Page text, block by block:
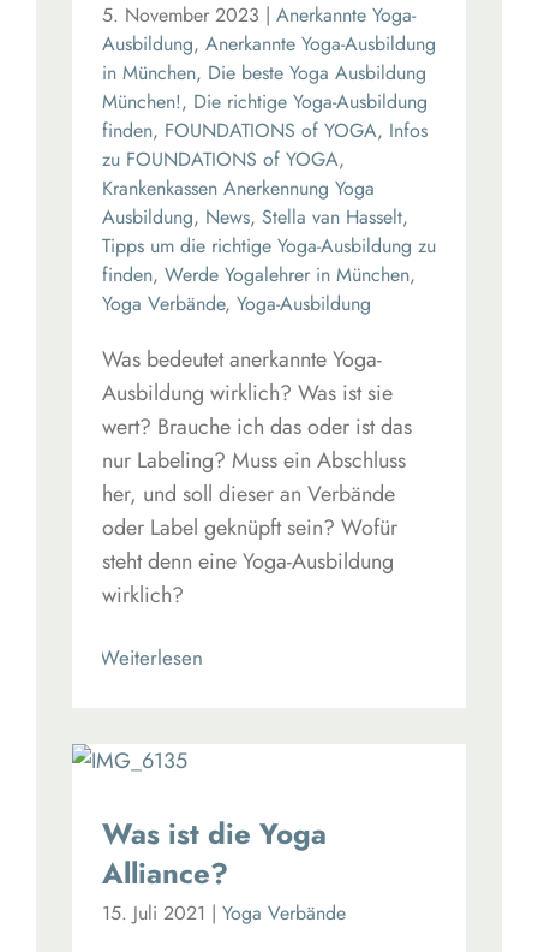
5. November 2023 | Anerkannte Yoga-
Ausbildung, Anerkannte Yoga-Ausbildung
in München, Die beste Yoga Ausbildung
München!, Die richtige Yoga-Ausbildung
finden, FOUNDATIONS of YOGA, Infos
zu FOUNDATIONS of YOGA,
Krankenkassen Anerkennung Yoga
Ausbildung, News, Stella van Hasselt,
Tipps um die richtige Yoga-Ausbildung zu
finden, Werde Yogalehrer in München,
Yoga Verbände, Yoga-Ausbildung
Was bedeutet anerkannte Yoga-
Ausbildung wirklich? Was ist sie
wert? Brauche ich das oder ist das
nur Labeling? Muss ein Abschluss
her, und soll dieser an Verbände
oder Label geknüpft sein? Wofür
steht denn eine Yoga-Ausbildung
wirklich?
Read More
Was ist die Yoga
Alliance?
15. Juli 2021 | Yoga Verbände